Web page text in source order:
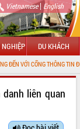
Vietnamese| English
NGHIỆP DU KHÁCH
CỔNG THÔNG TIN ĐIỆN TỬ
liên quan